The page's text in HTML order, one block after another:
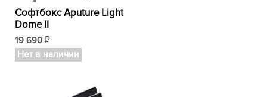
Софтбокс Aputure Light
Dome II
19 690 ₽
Нет в наличии